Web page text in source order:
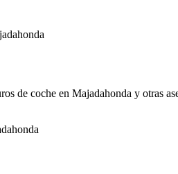
de coche en Majadahonda y otras